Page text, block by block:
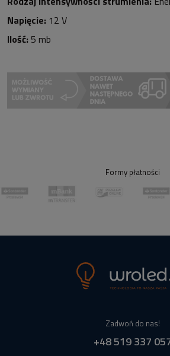
Napięcie: 12 V
Ilość: 5 mb
Formy płatności
Zadwoń do nas!
+48 519 337